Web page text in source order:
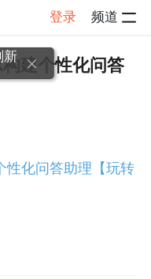
登录 频道
文推荐 帖子详情
建个性化问答
性化问答助理【玩转
新